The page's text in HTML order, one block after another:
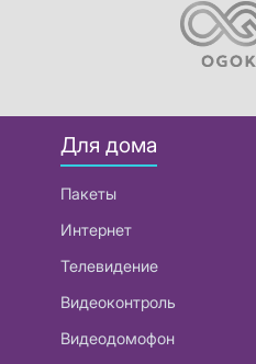
Для дома
Пакеты
Интернет
Телевидение
Видеоконтроль
Видеодомофон